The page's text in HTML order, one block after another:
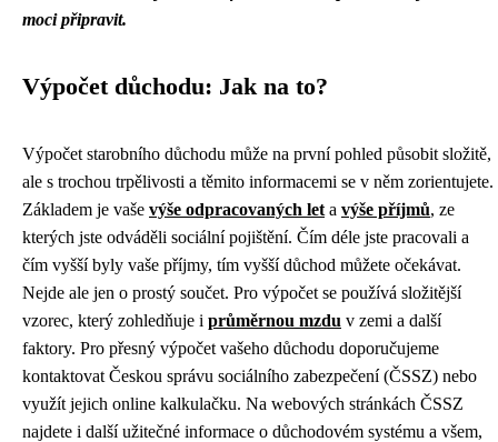
moci připravit.
Výpočet důchodu: Jak na to?
Výpočet starobního důchodu může na první pohled působit složitě,
ale s trochou trpělivosti a těmito informacemi se v něm zorientujete.
Základem je vaše výše odpracovaných let a výše příjmů, ze
kterých jste odváděli sociální pojištění. Čím déle jste pracovali a
čím vyšší byly vaše příjmy, tím vyšší důchod můžete očekávat.
Nejde ale jen o prostý součet. Pro výpočet se používá složitější
vzorec, který zohledňuje i průměrnou mzdu v zemi a další
faktory. Pro přesný výpočet vašeho důchodu doporučujeme
kontaktovat Českou správu sociálního zabezpečení (ČSSZ) nebo
využít jejich online kalkulačku. Na webových stránkách ČSSZ
najdete i další užitečné informace o důchodovém systému a všem,